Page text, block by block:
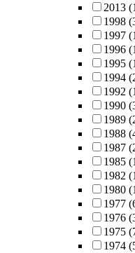
2013
1998
1997
1996
1995
1994
1992
1990
1989
1988
1987
1985
1982
1980
1977
1976
1975
1974